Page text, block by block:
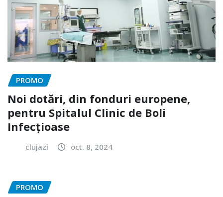
PROMO
Noi dotări, din fonduri europene,
pentru Spitalul Clinic de Boli
Infecțioase
clujazi oct. 8, 2024
PROMO